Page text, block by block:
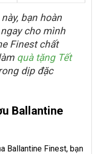
bạn hoàn
cho mình
Finest chất
quà tặng Tết
dịp đặc
Ballantine
Ballantine Finest, bạn